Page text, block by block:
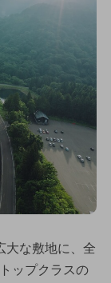
大な敷地に、全
ップクラスの